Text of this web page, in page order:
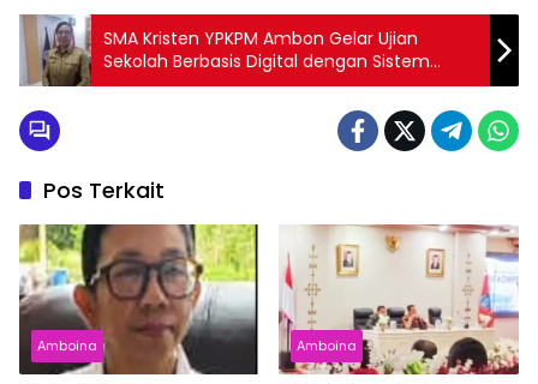
SMA Kristen YPKPM Ambon Gelar Ujian
Sekolah Berbasis Digital dengan Sistem
Chromebook
Pos Terkait
Amboina Amboina